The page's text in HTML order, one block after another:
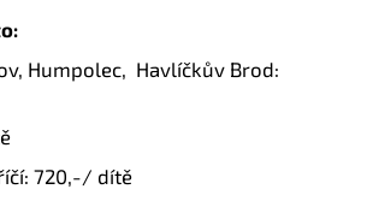
Humpolec, Havlíčkův Brod:
720,-/ dítě